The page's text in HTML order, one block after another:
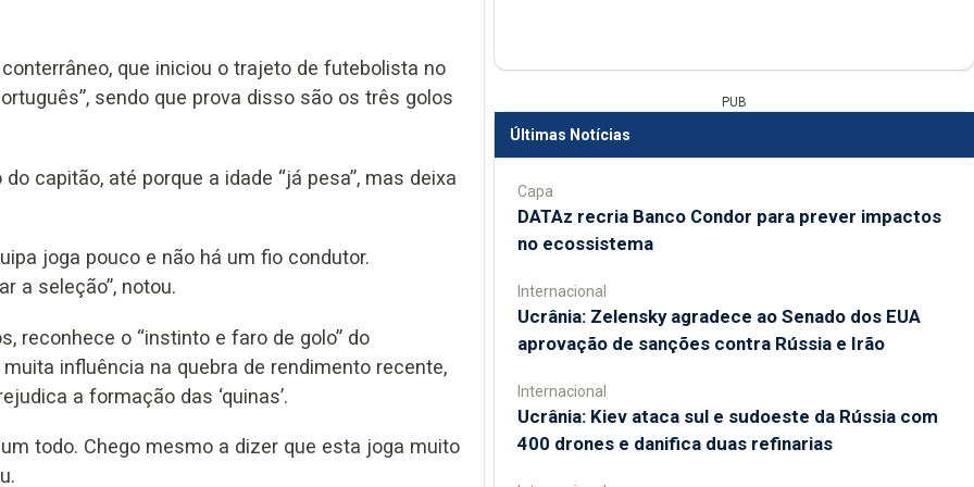
que iniciou o trajeto de futebolista no
sendo que prova disso são os três golos
capitão, até porque a idade “já pesa”, mas deixa
joga pouco e não há um fio condutor.
a seleção”, notou.
reconhece o “instinto e faro de golo” do
influência na quebra de rendimento recente,
a formação das ‘quinas’.
todo. Chego mesmo a dizer que esta joga muito
PUB
Últimas Notícias
Capa
DATAz recria Banco Condor para prever impactos
no ecossistema
Internacional
Ucrânia: Zelensky agradece ao Senado dos EUA
aprovação de sanções contra Rússia e Irão
Internacional
Ucrânia: Kiev ataca sul e sudoeste da Rússia com
400 drones e danifica duas refinarias